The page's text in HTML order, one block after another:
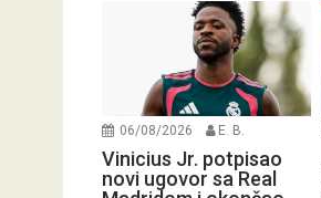
06/08/2026 E. B.
Vinicius Jr. potpisao
novi ugovor sa Real